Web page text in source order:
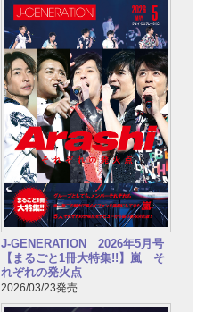
J-GENERATION 2026年5月号
【まるごと1冊大特集!!】嵐 そ
れぞれの発火点
2026/03/23発売